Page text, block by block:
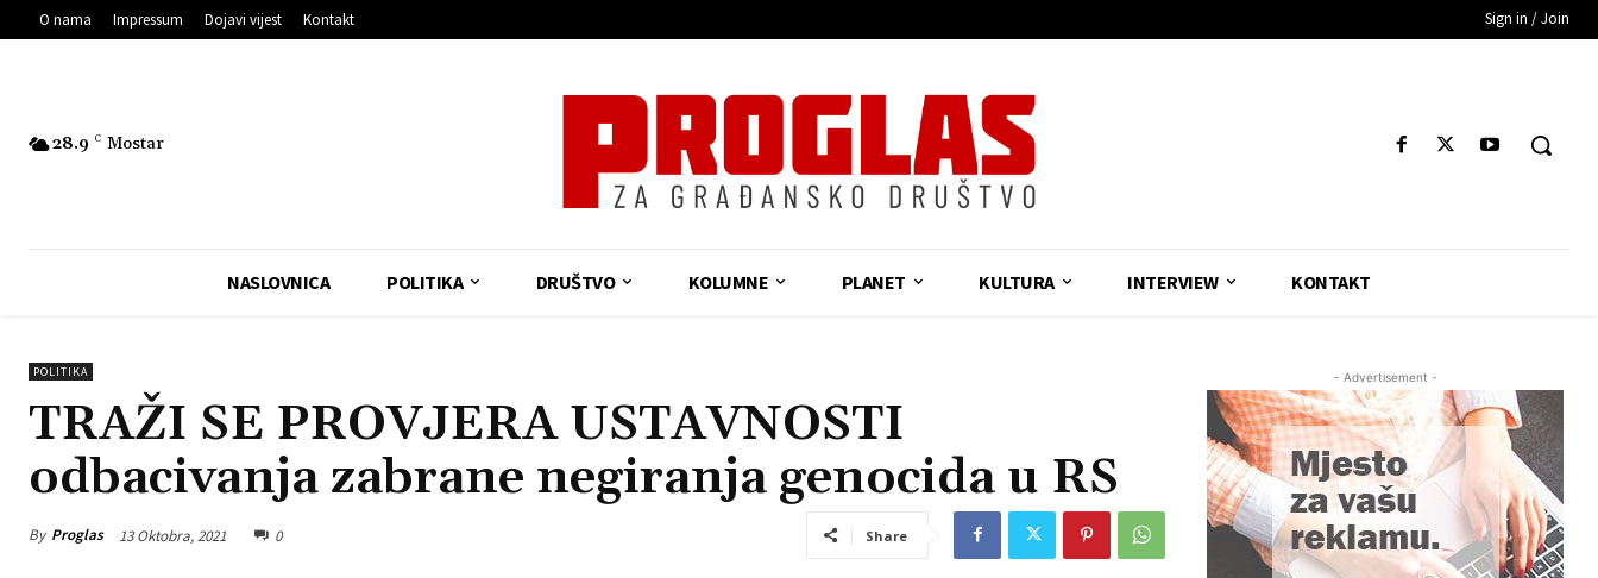
O nama Impressum Dojavi vijest Kontakt Sign in / Join
28.9 C Mostar
NASLOVNICA POLITIKA DRUŠTVO KOLUMNE PLANET KULTURA INTERVIEW KONTAKT
POLITIKA
TRAŽI SE PROVJERA USTAVNOSTI
odbacivanja zabrane negiranja genocida u RS
By Proglas 13 Oktobra, 2021 0 Share
- Advertisement -